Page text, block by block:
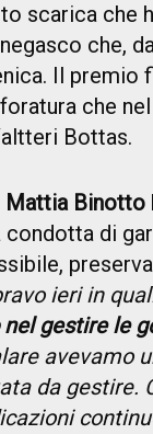
scarica che
che,
Il premio
che
Bottas.
Mattia Binotto
condotta di
ieri in
gestire le
avevamo
da gestire.